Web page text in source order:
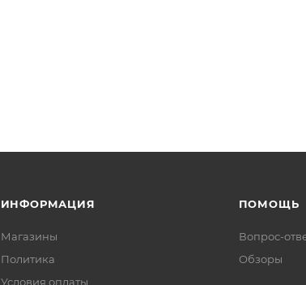
ИНФОРМАЦИЯ
Магазины
Политика
Условия оплаты
ПОМОЩЬ
Вопрос-
Обзоры